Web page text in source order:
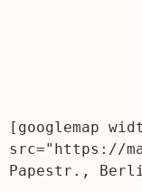
[googlemap
src="https://
Papestr.,